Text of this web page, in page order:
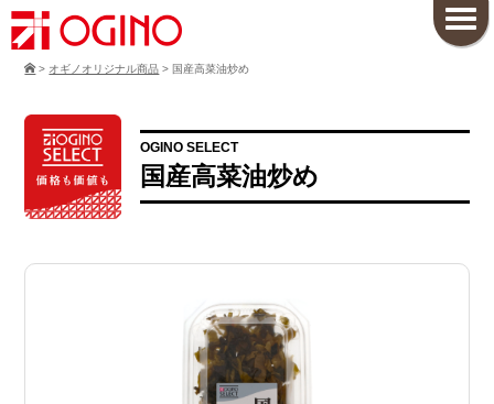
> オギノオリジナル商品 > 国産高菜油炒め
OGINO SELECT
国産高菜油炒め